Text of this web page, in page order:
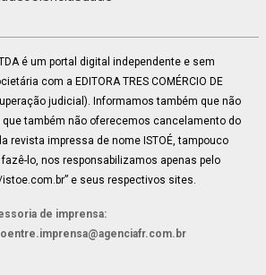
é um portal digital independente e sem
com a EDITORA TRES COMÉRCIO DE
judicial). Informamos também que não
também não oferecemos cancelamento do
revista impressa de nome ISTOÉ, tampouco
lo, nos responsabilizamos apenas pelo
e seus respectivos sites.
de imprensa: